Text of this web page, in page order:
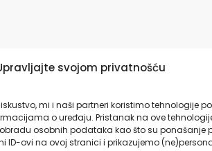
svojom privatnošću
mi i naši partneri koristimo tehnologije
o uređaju. Pristanak na ove
osobnih podataka kao što su ponašanje
ID-ovi na ovoj stranici i prikazujemo